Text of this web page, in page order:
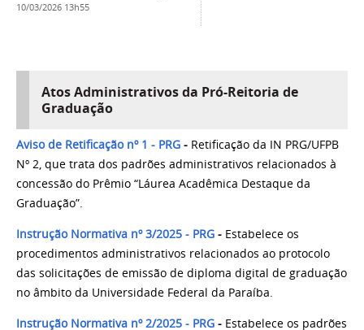
10/03/2026 13h55
Atos Administrativos da Pró-Reitoria de
Graduação
Aviso de Retificação nº 1 - PRG - Retificação da IN PRG/UFPB
Nº 2, que trata dos padrões administrativos relacionados à
concessão do Prêmio “Láurea Acadêmica Destaque da
Graduação”.
Instrução Normativa nº 3/2025 - PRG - Estabelece os
procedimentos administrativos relacionados ao protocolo
das solicitações de emissão de diploma digital de graduação
no âmbito da Universidade Federal da Paraíba.
Instrução Normativa nº 2/2025 - PRG - Estabelece os padrões